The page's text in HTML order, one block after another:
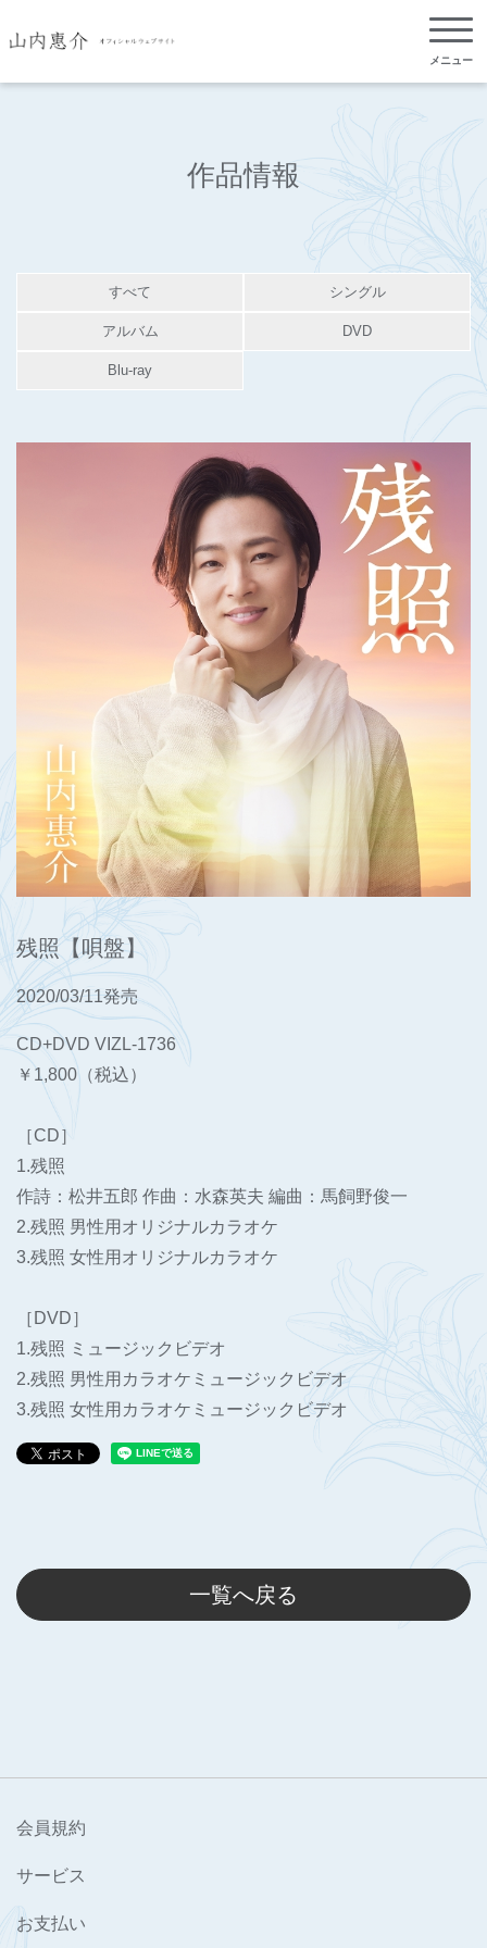
メニュー
作品情報
すべて シングル
アルバム DVD
Blu-ray
残照【唄盤】
2020/03/11発売
CD+DVD VIZL-1736
￥1,800（税込）
［CD］
1.残照
作詩：松井五郎 作曲：水森英夫 編曲：馬飼野俊一
2.残照 男性用オリジナルカラオケ
3.残照 女性用オリジナルカラオケ
［DVD］
1.残照 ミュージックビデオ
2.残照 男性用カラオケミュージックビデオ
3.残照 女性用カラオケミュージックビデオ
一覧へ戻る
会員規約
サービス
お支払い